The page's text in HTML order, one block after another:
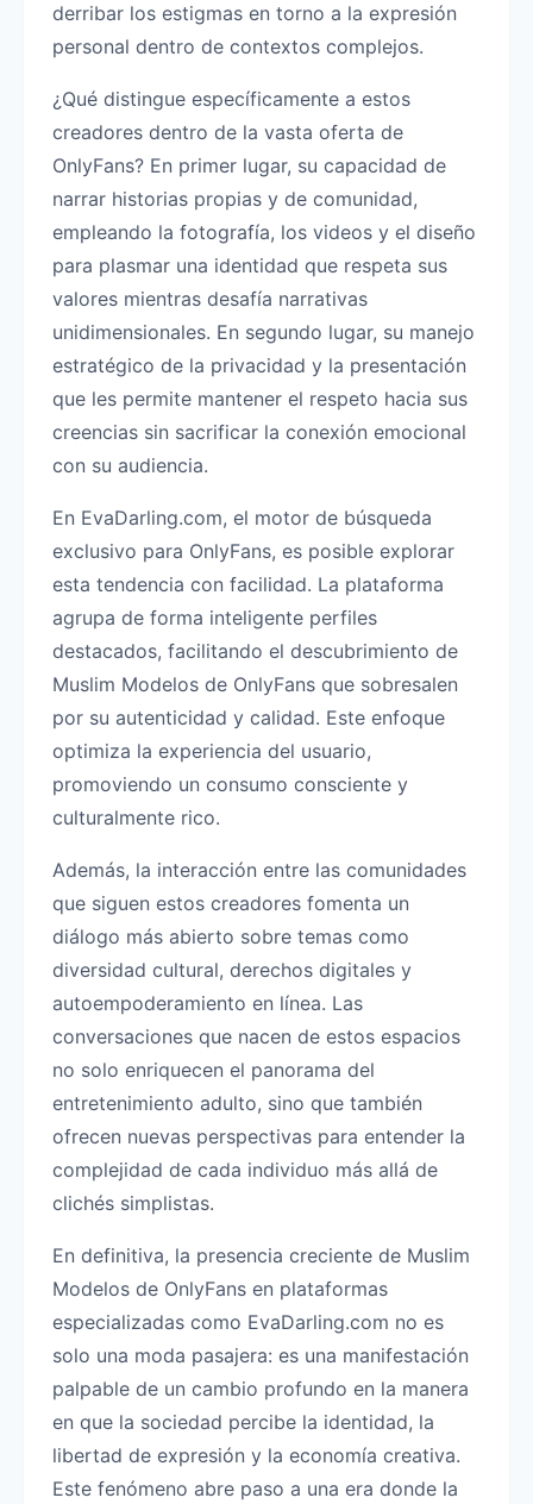
derribar los estigmas en torno a la expresión
personal dentro de contextos complejos.
¿Qué distingue específicamente a estos
creadores dentro de la vasta oferta de
OnlyFans? En primer lugar, su capacidad de
narrar historias propias y de comunidad,
empleando la fotografía, los videos y el diseño
para plasmar una identidad que respeta sus
valores mientras desafía narrativas
unidimensionales. En segundo lugar, su manejo
estratégico de la privacidad y la presentación
que les permite mantener el respeto hacia sus
creencias sin sacrificar la conexión emocional
con su audiencia.
En EvaDarling.com, el motor de búsqueda
exclusivo para OnlyFans, es posible explorar
esta tendencia con facilidad. La plataforma
agrupa de forma inteligente perfiles
destacados, facilitando el descubrimiento de
Muslim Modelos de OnlyFans que sobresalen
por su autenticidad y calidad. Este enfoque
optimiza la experiencia del usuario,
promoviendo un consumo consciente y
culturalmente rico.
Además, la interacción entre las comunidades
que siguen estos creadores fomenta un
diálogo más abierto sobre temas como
diversidad cultural, derechos digitales y
autoempoderamiento en línea. Las
conversaciones que nacen de estos espacios
no solo enriquecen el panorama del
entretenimiento adulto, sino que también
ofrecen nuevas perspectivas para entender la
complejidad de cada individuo más allá de
clichés simplistas.
En definitiva, la presencia creciente de Muslim
Modelos de OnlyFans en plataformas
especializadas como EvaDarling.com no es
solo una moda pasajera: es una manifestación
palpable de un cambio profundo en la manera
en que la sociedad percibe la identidad, la
libertad de expresión y la economía creativa.
Este fenómeno abre paso a una era donde la